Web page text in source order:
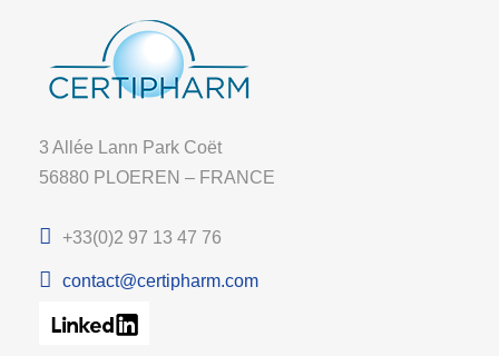
3 Allée Lann Park Coët
56880 PLOEREN – FRANCE
+33(0)2 97 13 47 76
contact@certipharm.com